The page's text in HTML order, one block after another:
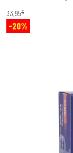
33,95€
-20%